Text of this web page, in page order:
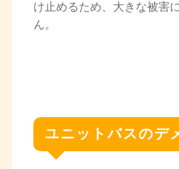
け止めるため、大きな被害
ん。
ユニットバスのデ